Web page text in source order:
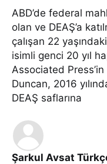
ABD’de federal
olan ve DEAŞ’a
çalışan 22
isimli genci 20 yıl
Associated
Duncan, 2016
DEAŞ saflarına
Şarkul Avsat